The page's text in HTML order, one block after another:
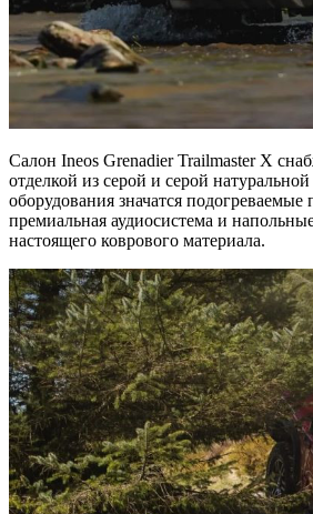
Салон Ineos Grenadier Trailmaster X
отделкой из серой и серой
оборудования значатся подогреваемые
премиальная аудиосистема и
настоящего коврового материала.